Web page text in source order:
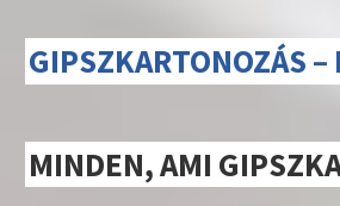
GIPSZKARTONOZÁS –
MINDEN, AMI